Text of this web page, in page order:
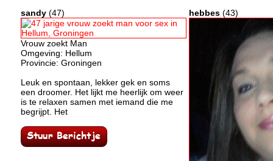
sandy (47)
Vrouw zoekt Man
Omgeving: Hellum
Provincie: Groningen
Leuk en spontaan, lekker gek en soms
een droomer. Het lijkt me heerlijk om weer
is te relaxen samen met iemand die me
begrijpt. Het
hebbes (43)